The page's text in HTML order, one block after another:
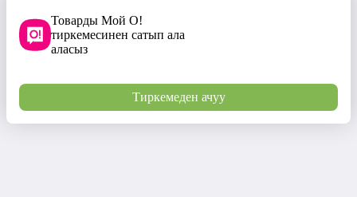
Товарды Мой О!
тиркемесинен сатып ала
аласыз
Тиркемеден ачуу